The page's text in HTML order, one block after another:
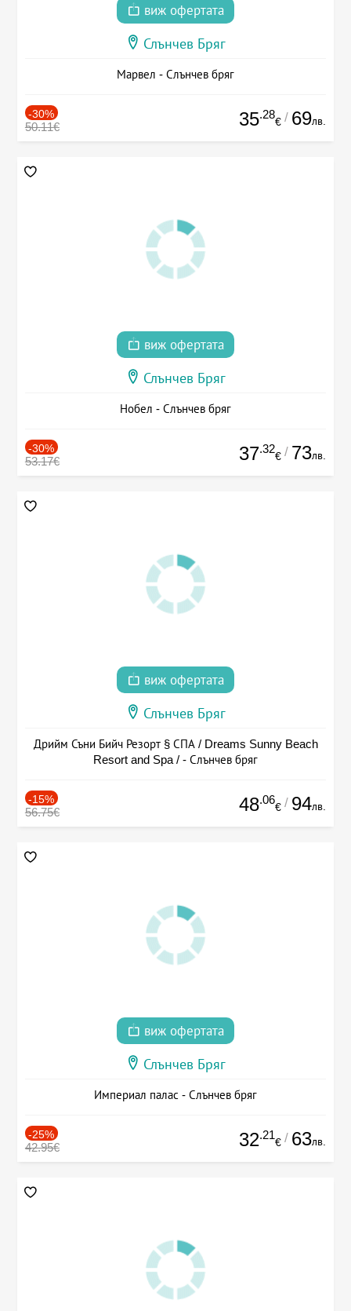
виж офертата
Слънчев Бряг
Марвел - Слънчев бряг
-30%
50.11€ 35.28
€ / 69лв.
виж офертата
Слънчев Бряг
Нобел - Слънчев бряг
-30%
53.17€ 37.32
€ / 73лв.
виж офертата
Слънчев Бряг
Дрийм Съни Бийч Резорт § СПА / Dreams Sunny Beach
Resort and Spa / - Слънчев бряг
-15%
56.75€ 48.06
€ / 94лв.
виж офертата
Слънчев Бряг
Империал палас - Слънчев бряг
-25%
42.95€ 32.21
€ / 63лв.